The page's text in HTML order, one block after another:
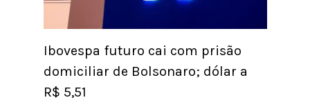
Ibovespa futuro cai com prisão
domiciliar de Bolsonaro; dólar a
R$ 5,51